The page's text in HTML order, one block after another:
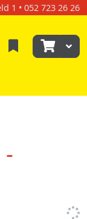
1 • 052 723 26 26
-